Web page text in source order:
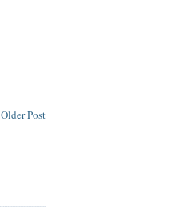
Older Post